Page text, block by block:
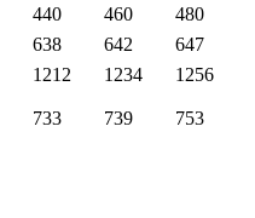
440 460
480
638 642
647
1212 1234
1256
733 739 753